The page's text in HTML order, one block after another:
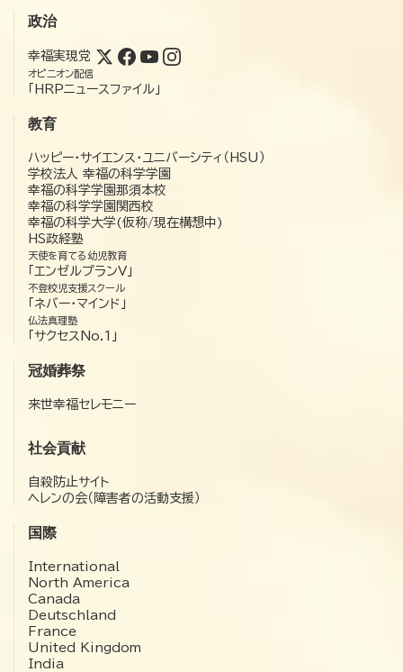
政治
幸福実現党
オピニオン配信
「HRPニュースファイル」
教育
ハッピー・サイエンス・ユニバーシティ（HSU）
学校法人 幸福の科学学園
幸福の科学学園那須本校
幸福の科学学園関西校
幸福の科学大学(仮称/現在構想中)
HS政経塾
天使を育てる幼児教育
「エンゼルプランV」
不登校児支援スクール
「ネバー・マインド」
仏法真理塾
「サクセスNo.1」
冠婚葬祭
来世幸福セレモニー
社会貢献
自殺防止サイト
ヘレンの会（障害者の活動支援）
国際
International
North America
Canada
Deutschland
France
United Kingdom
India